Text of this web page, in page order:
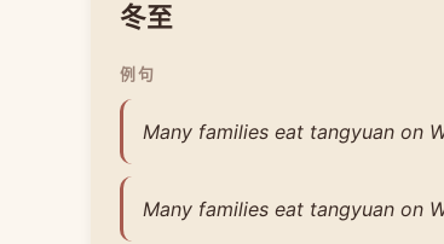
冬至
例句
Many families eat tangyuan on
Many families eat tangyuan on